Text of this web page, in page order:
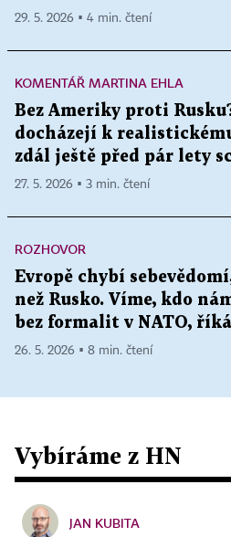
29. 5. 2026 ▪ 4 min. čtení
KOMENTÁŘ MARTINA EHLA
Bez Ameriky proti
docházejí k
zdál ještě před pár lety
27. 5. 2026 ▪ 3 min. čtení
ROZHOVOR
Evropě chybí
než Rusko. Víme, kdo
bez formalit v NATO,
26. 5. 2026 ▪ 8 min. čtení
Vybíráme z HN
JAN KUBITA